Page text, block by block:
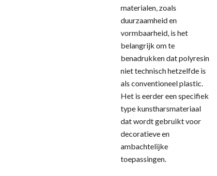
materialen, zoals
duurzaamheid en
vormbaarheid, is het
belangrijk om te
benadrukken dat polyresin
niet technisch hetzelfde is
als conventioneel plastic.
Het is eerder een specifiek
type kunstharsmateriaal
dat wordt gebruikt voor
decoratieve en
ambachtelijke
toepassingen.